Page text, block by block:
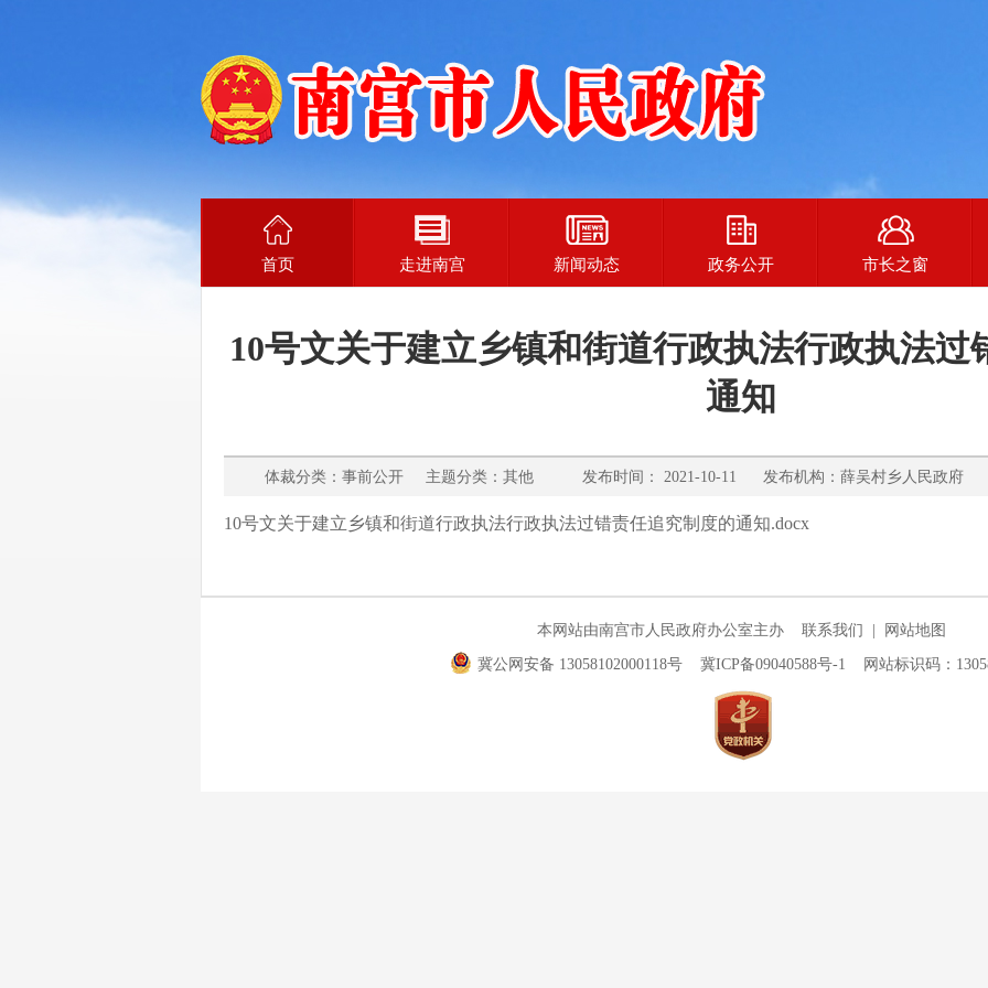
首页 走进南宫 新闻动态 政务公开 市长之窗
10号文关于建立乡镇和街道行政执法行政执法过
通知
体裁分类：事前公开 主题分类：其他 发布时间： 2021-10-11 发布机构：薛吴村乡人民政府
10号文关于建立乡镇和街道行政执法行政执法过错责任追究制度的通知.docx
本网站由南宫市人民政府办公室主办 联系我们 网站地图
冀公网安备 13058102000118号 冀ICP备09040588号-1 网站标识码：